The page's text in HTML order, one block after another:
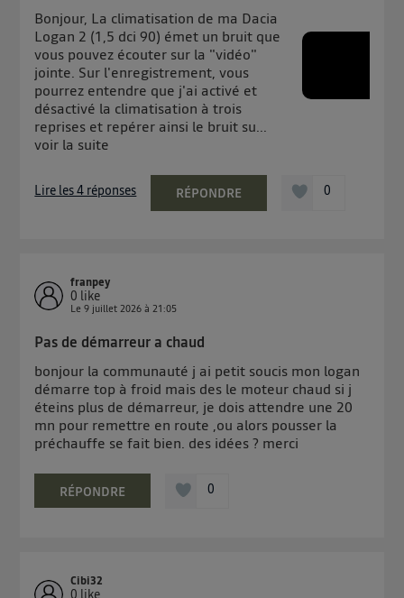
Bonjour, La climatisation de ma Dacia
Logan 2 (1,5 dci 90) émet un bruit que
vous pouvez écouter sur la "vidéo"
jointe. Sur l'enregistrement, vous
pourrez entendre que j'ai activé et
désactivé la climatisation à trois
reprises et repérer ainsi le bruit su...
voir la suite
Lire les 4 réponses RÉPONDRE 0
franpey
0 like
Le9 juillet 2026 à21:05
Pas de démarreur a chaud
bonjour la communauté j ai petit soucis mon logan
démarre top à froid mais des le moteur chaud si j
éteins plus de démarreur, je dois attendre une 20
mn pour remettre en route ,ou alors pousser la
préchauffe se fait bien. des idées ? merci
RÉPONDRE 0
Cibi32
0 like